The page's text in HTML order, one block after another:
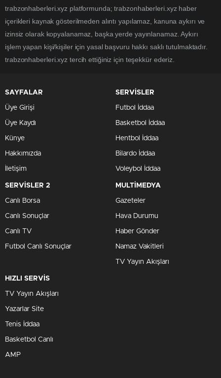
trabzonhaberleri.xyz platformunda; trabzonhaberleri.xyz haber
içerikleri kaynak gösterilmeden alıntı yapılamaz, kanuna aykırı ve
izinsiz olarak kopyalanamaz, başka yerde yayınlanamaz. Aykırı
işlem yapan kişi/kişiler için yasal başvuru hakkı saklı tutulmaktadır.
trabzonhaberleri.xyz tercih ettiğiniz için teşekkür ederiz.
SAYFALAR
Üye Girişi
Üye Kaydı
Künye
Hakkımızda
İletişim
SERVİSLER
Futbol İddaa
Basketbol İddaa
Hentbol İddaa
Bilardo İddaa
Voleybol İddaa
SERVİSLER 2
Canlı Borsa
Canlı Sonuçlar
Canlı TV
Futbol Canlı Sonuçlar
MULTİMEDYA
Gazeteler
Hava Durumu
Haber Gönder
Namaz Vakitleri
TV Yayın Akışları
HIZLI SERVİS
TV Yayın Akışları
Yazarlar Site
Tenis İddaa
Basketbol Canlı
AMP